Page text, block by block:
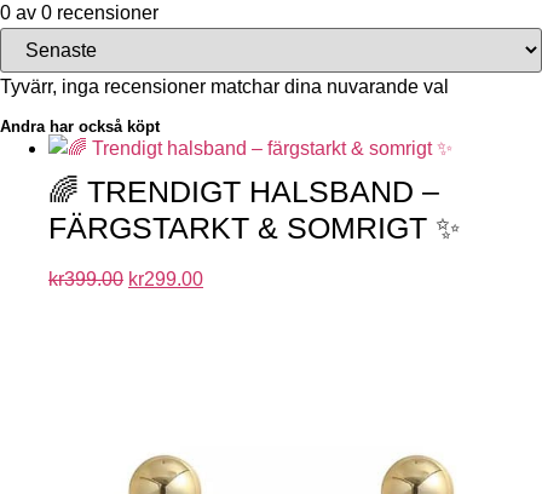
0 av 0 recensioner
Tyvärr, inga recensioner matchar dina nuvarande val
Andra har också köpt
🌈 TRENDIGT HALSBAND –
FÄRGSTARKT & SOMRIGT ✨
kr399.00 kr299.00